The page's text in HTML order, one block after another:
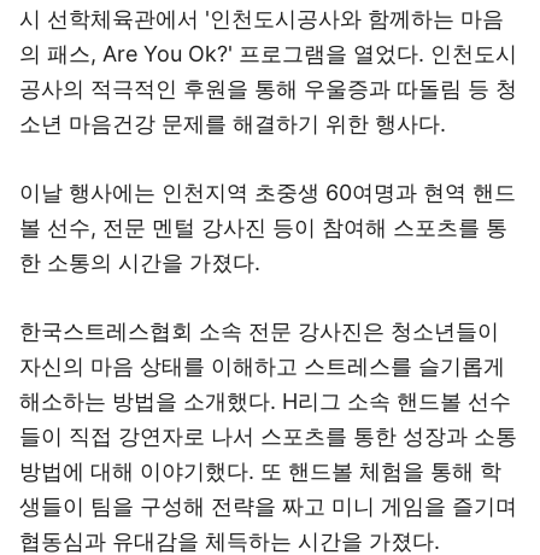
시 선학체육관에서 '인천도시공사와 함께하는 마음
의 패스, Are You Ok?' 프로그램을 열었다. 인천도시
공사의 적극적인 후원을 통해 우울증과 따돌림 등 청
소년 마음건강 문제를 해결하기 위한 행사다.
이날 행사에는 인천지역 초중생 60여명과 현역 핸드
볼 선수, 전문 멘털 강사진 등이 참여해 스포츠를 통
한 소통의 시간을 가졌다.
한국스트레스협회 소속 전문 강사진은 청소년들이
자신의 마음 상태를 이해하고 스트레스를 슬기롭게
해소하는 방법을 소개했다. H리그 소속 핸드볼 선수
들이 직접 강연자로 나서 스포츠를 통한 성장과 소통
방법에 대해 이야기했다. 또 핸드볼 체험을 통해 학
생들이 팀을 구성해 전략을 짜고 미니 게임을 즐기며
협동심과 유대감을 체득하는 시간을 가졌다.